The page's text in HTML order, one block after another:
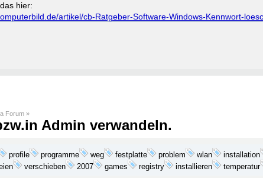
hier:
artikel/cb-Ratgeber-Software-Windows-Kennwort-
Forum»
Admin verwandeln.
profile programme weg festplatte problem wlan installation
verschieben 2007 games registry installieren temperatur